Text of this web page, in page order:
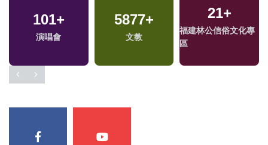
101+
演唱會
5877+
文教
21+
福建林公信俗文化專
區
338 +
兩岸道教文化交流專
6023+
綜合
9573+
政治